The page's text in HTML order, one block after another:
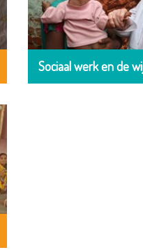
Sociaal werk en de